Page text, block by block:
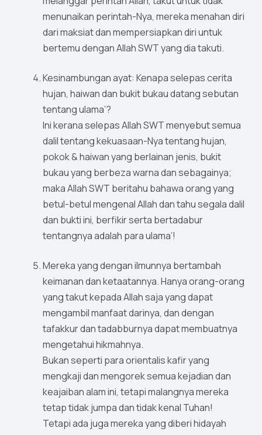
menunaikan perintah-Nya, mereka menahan diri
dari maksiat dan mempersiapkan diri untuk
bertemu dengan Allah SWT yang dia takuti.
Kesinambungan ayat: Kenapa selepas cerita
hujan, haiwan dan bukit bukau datang sebutan
tentang ulama’?
Ini kerana selepas Allah SWT menyebut semua
dalil tentang kekuasaan-Nya tentang hujan,
pokok & haiwan yang berlainan jenis, bukit
bukau yang berbeza warna dan sebagainya;
maka Allah SWT beritahu bahawa orang yang
betul-betul mengenal Allah dan tahu segala dalil
dan bukti ini, berfikir serta bertadabur
tentangnya adalah para ulama’!
Mereka yang dengan ilmunnya bertambah
keimanan dan ketaatannya. Hanya orang-orang
yang takut kepada Allah saja yang dapat
mengambil manfaat darinya, dan dengan
tafakkur dan tadabburnya dapat membuatnya
mengetahui hikmahnya.
Bukan seperti para orientalis kafir yang
mengkaji dan mengorek semua kejadian dan
keajaiban alam ini, tetapi malangnya mereka
tetap tidak jumpa dan tidak kenal Tuhan!
Tetapi ada juga mereka yang diberi hidayah